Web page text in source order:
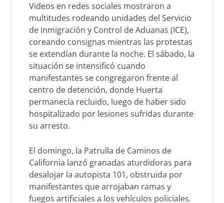
Videos en redes sociales mostraron a
multitudes rodeando unidades del Servicio
de Inmigración y Control de Aduanas (ICE),
coreando consignas mientras las protestas
se extendían durante la noche. El sábado, la
situación se intensificó cuando
manifestantes se congregaron frente al
centro de detención, donde Huerta
permanecía recluido, luego de haber sido
hospitalizado por lesiones sufridas durante
su arresto.
El domingo, la Patrulla de Caminos de
California lanzó granadas aturdidoras para
desalojar la autopista 101, obstruida por
manifestantes que arrojaban ramas y
fuegos artificiales a los vehículos policiales.